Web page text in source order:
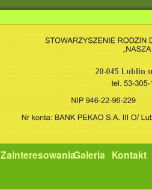
ZainteresowaniaGaleria Kontakt